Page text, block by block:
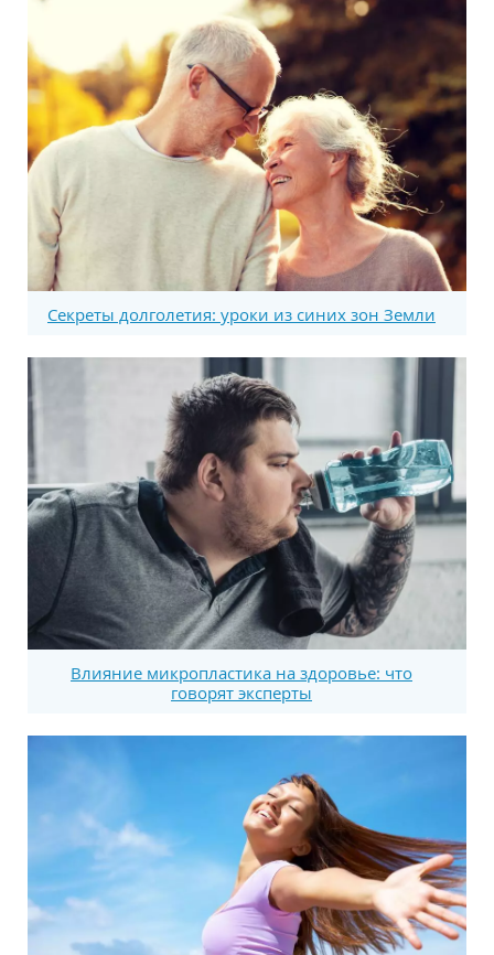
Секреты долголетия: уроки из синих зон Земли
Влияние микропластика на здоровье: что
говорят эксперты